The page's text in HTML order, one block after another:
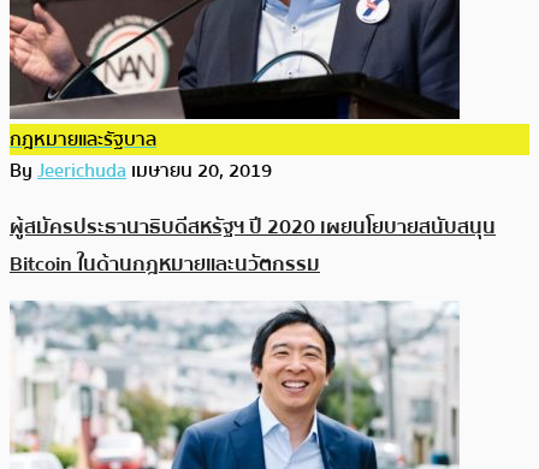
กฎหมายและรัฐบาล
ByJeerichudaเมษายน 20, 2019
ผู้สมัครประธานาธิบดีสหรัฐฯ ปี 2020 เผยนโยบายสนับสนุน
Bitcoin ในด้านกฎหมายและนวัตกรรม